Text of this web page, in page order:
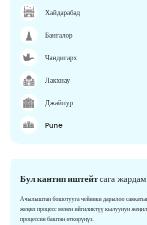
Хайдарабад
Бангалор
Чандигарх
Лакхнау
Джайпур
Pune
Бул кантип иштейтсага
Ачылыштан бошотууга чейинки дарылоо
жеңил процесс менен ийгиликтүү кылуунун
процессин баштан өткөрүңүз.